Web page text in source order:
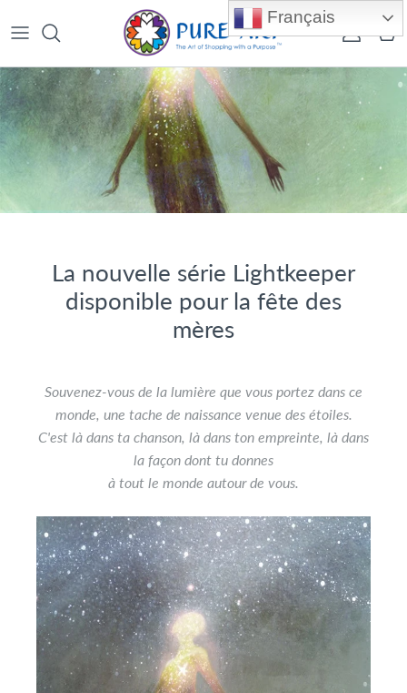
Compte
La nouvelle série Lightkeeper
disponible pour la fête des
mères
Souvenez-vous de la lumière que vous portez dans ce
monde, une tache de naissance venue des étoiles.
C'est là dans ta chanson, là dans ton empreinte, là dans
la façon dont tu donnes
à tout le monde autour de vous.
Français